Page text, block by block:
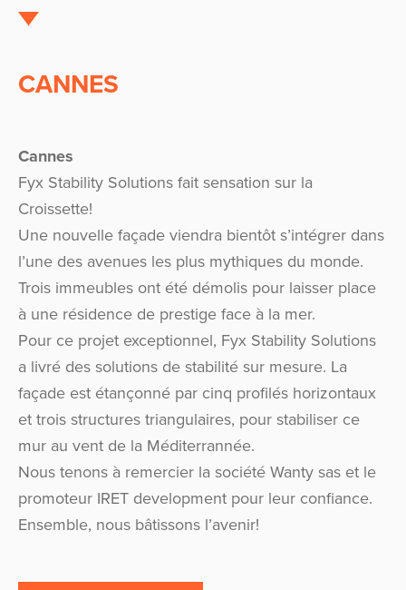
CANNES
Cannes
Fyx Stability Solutions fait sensation sur la
Croissette!
Une nouvelle façade viendra bientôt s’intégrer dans
l’une des avenues les plus mythiques du monde.
Trois immeubles ont été démolis pour laisser place
à une résidence de prestige face à la mer.
Pour ce projet exceptionnel, Fyx Stability Solutions
a livré des solutions de stabilité sur mesure. La
façade est étançonné par cinq profilés horizontaux
et trois structures triangulaires, pour stabiliser ce
mur au vent de la Méditerrannée.
Nous tenons à remercier la société Wanty sas et le
promoteur IRET development pour leur confiance.
Ensemble, nous bâtissons l’avenir!